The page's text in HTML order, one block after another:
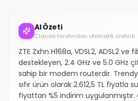
AI Özeti
Claude tarafından otomatik üretildi
ZTE Zxhn H168a, VDSL2, ADSL2 ve
destekleyen, 2.4 GHz ve 5.0 GHz
sahip bir modem routerdir.
sıfır ürün olarak 2.612,5 TL fiyatla
fiyattan %5 indirim